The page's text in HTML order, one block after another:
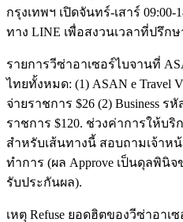
กรุงเทพฯ เปิดจันทร์-เสาร์
ทาง LINE เพื่อสงวนเวลาที่ปรึกษ
รายการวีซ่าอาเซอร์ไบจานที่
ไทยทั้งหมด: (1) ASAN e Travel
จ่ายราชการ $26 (2) Business
ราชการ $120. ช่วงค่าการให้บริ
สำหรับเส้นทางนี้ สอบถามเจ้าห
ทำการ (ผล Approve เป็นดุลพินิจ
รับประกันผล).
เหตุ Refuse ยอดฮิตของวีซ่าอาเ